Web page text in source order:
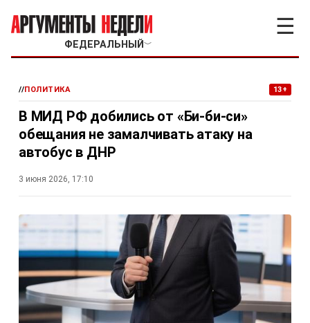
ФЕДЕРАЛЬНЫЙ ﹀
☰
//ПОЛИТИКА 13+
В МИД РФ добились от «Би-би-си»
обещания не замалчивать атаку на
автобус в ДНР
3 июня 2026, 17:10